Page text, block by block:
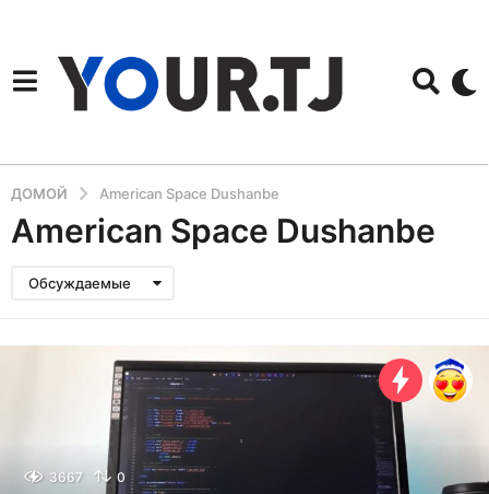
ДОМОЙ American Space Dushanbe
American Space Dushanbe
Обсуждаемые
3667 0